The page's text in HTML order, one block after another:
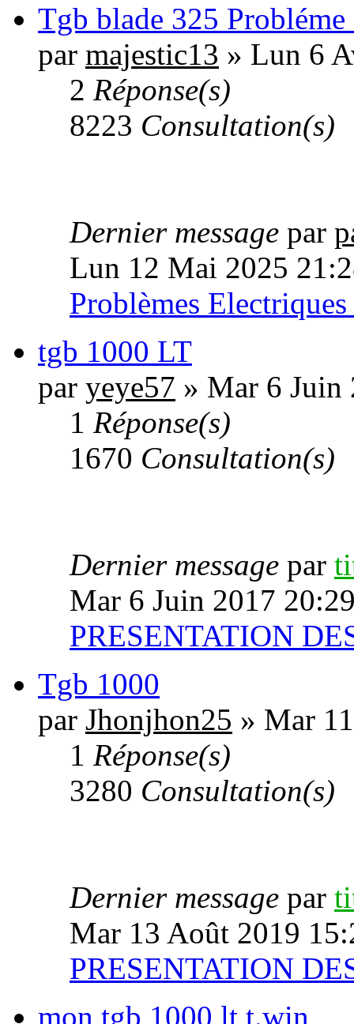
Tgb blade 325
par majestic13 » Lun 6
2 Réponse(s)
8223 Consultation(s)
Dernier message par
Lun 12 Mai 2025
Problèmes
tgb 1000 LT
par yeye57 » Mar 6 Juin
1 Réponse(s)
1670 Consultation(s)
Dernier message par
Mar 6 Juin 2017
PRESENTATION
Tgb 1000
par Jhonjhon25 » Mar
1 Réponse(s)
3280 Consultation(s)
Dernier message par
Mar 13 Août 2019
PRESENTATION
mon tgb 1000 lt t.win